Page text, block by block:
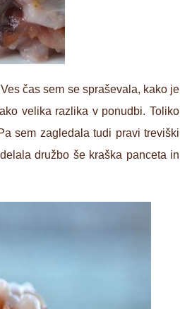
čas sem se spraševala, kako je
velika razlika v ponudbi. Toliko
sem zagledala tudi pravi treviški
družbo še kraška panceta in